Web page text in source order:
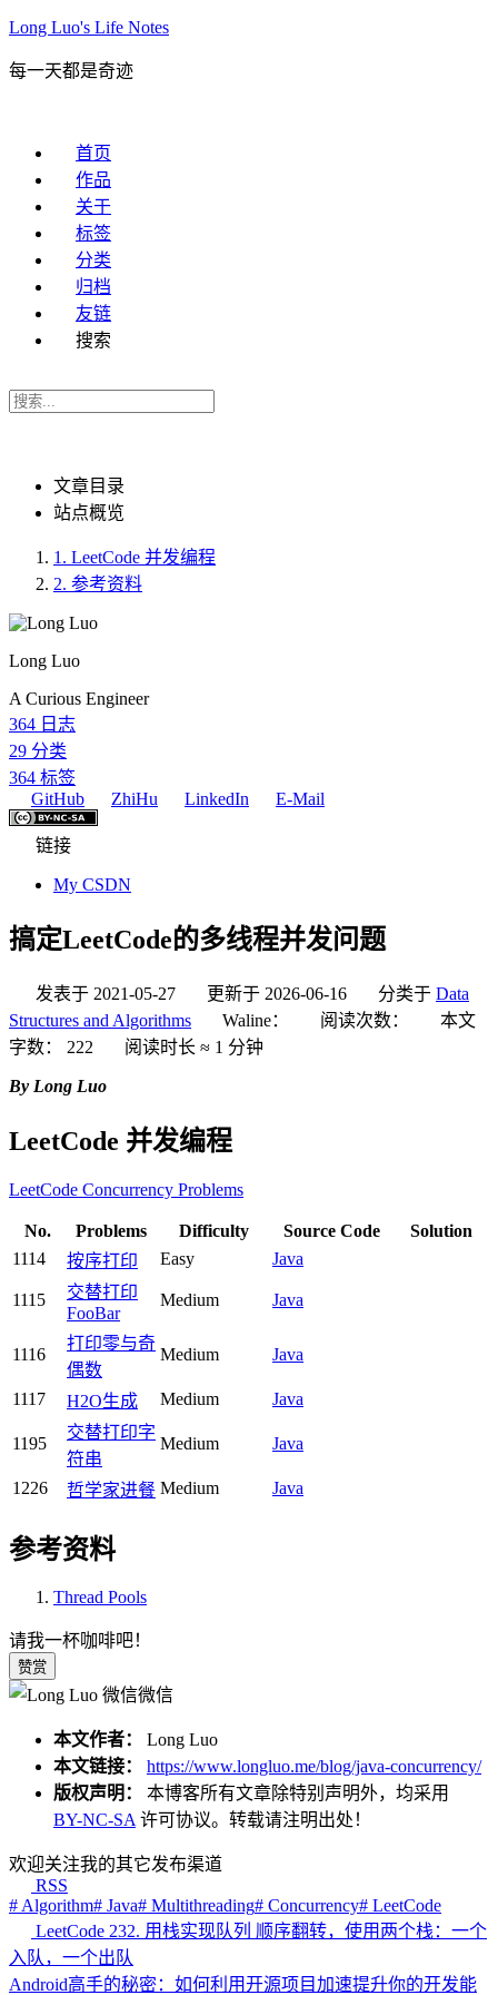
Long Luo's Life Notes
每一天都是奇迹
首页
作品
关于
标签
分类
归档
友链
搜索
文章目录
站点概览
1. LeetCode 并发编程
2. 参考资料
Long Luo
A Curious Engineer
364 日志
29 分类
364 标签
GitHub
ZhiHu LinkedIn E-Mail
链接
My CSDN
搞定LeetCode的多线程并发问题
发表于 2021-05-27 更新于 2026-06-16 分类于 Data
Structures and Algorithms
Waline： 阅读次数：
本文
字数：
222 阅读时长 ≈ 1 分钟
By Long Luo
LeetCode 并发编程
LeetCode Concurrency Problems
No. Problems Difficulty Source Code
Solution
1114
按序打印 Easy Java
1115
交替打印
FooBar
Medium Java
1116
打印零与奇
偶数
Medium Java
1117 H2O生成 Medium Java
1195
交替打印字
符串
Medium Java
1226 哲学家进餐 Medium Java
参考资料
Thread Pools
请我一杯咖啡吧！
赞赏
微信
本文作者： Long Luo
本文链接：
https://www.longluo.me/blog/java-concurrency/
版权声明： 本博客所有文章除特别声明外，均采用
BY-NC-SA许可协议。转载请注明出处！
欢迎关注我的其它发布渠道
RSS
# Algorithm# Java# Multithreading# Concurrency# LeetCode
LeetCode 232. 用栈实现队列 顺序翻转，使用两个栈：一个
入队，一个出队
Android高手的秘密：如何利用开源项目加速提升你的开发能